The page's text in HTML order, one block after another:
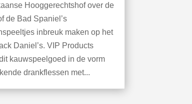
Hooggerechtshof over de
de Bad Spaniel’s
inbreuk maken op het
Daniel’s. VIP Products
kauwspeelgoed in de vorm
drankflessen met...